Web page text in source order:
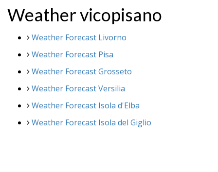
Weather vicopisano
Weather Forecast Livorno
Weather Forecast Pisa
Weather Forecast Grosseto
Weather Forecast Versilia
Weather Forecast Isola d'Elba
Weather Forecast Isola del Giglio